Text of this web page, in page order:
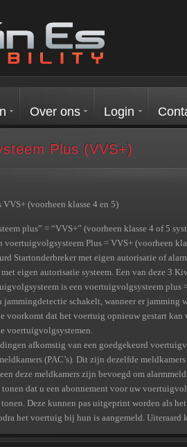
Over ons Login
Plus (VVS+)
(voorheen klasse 4 en 5)
plus” = “VVS+” (voorheen klasse 4 of 5
voertuigvolgsysteem Plus = VVS+ (voorheen
Startonderbreker met eigen autorisatie of
eigen autorisatie systeem. Een van deze 3
is een voertuigvolgsysteem plus
jammingdetectie schakelt, wanneer er jamming
voorkomt dat het voertuig opnieuw gestart kan
voertuigvolgsystemen.
afkomstig van een goedgekeurd
(PAC’s). Dit zijn dezelfde
deze meldkamers zijn bevoegd om
tonen dat u een abonnement voor uw
Deze kunnen pas uitgeprint worden als
het voertuig bij hun is aangemeld.